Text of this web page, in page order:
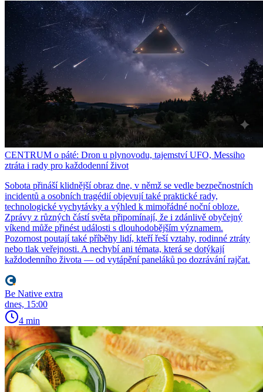
CENTRUM o páté: Dron u plynovodu, tajemství UFO, Messiho
ztráta i rady pro každodenní život
Sobota přináší klidnější obraz dne, v němž se vedle bezpečnostních
incidentů a osobních tragédií objevují také praktické rady,
technologické vychytávky a výhled k mimořádné noční obloze.
Zprávy z různých částí světa připomínají, že i zdánlivě obyčejný
víkend může přinést události s dlouhodobějším významem.
Pozornost poutají také příběhy lidí, kteří řeší vztahy, rodinné ztráty
nebo tlak veřejnosti. A nechybí ani témata, která se dotýkají
každodenního života — od vytápění paneláků po dozrávání rajčat.
Be Native extra
dnes, 15:00
4 min